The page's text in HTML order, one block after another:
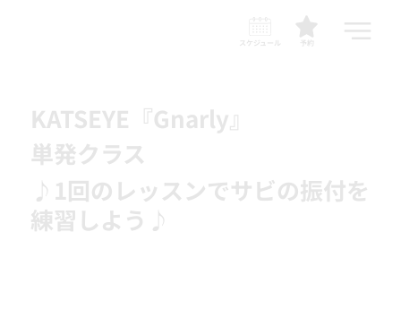
予約
スケジュール
KATSEYE『Gnarly』
単発クラス
♪1回のレッスンでサビの振付を
練習しよう♪